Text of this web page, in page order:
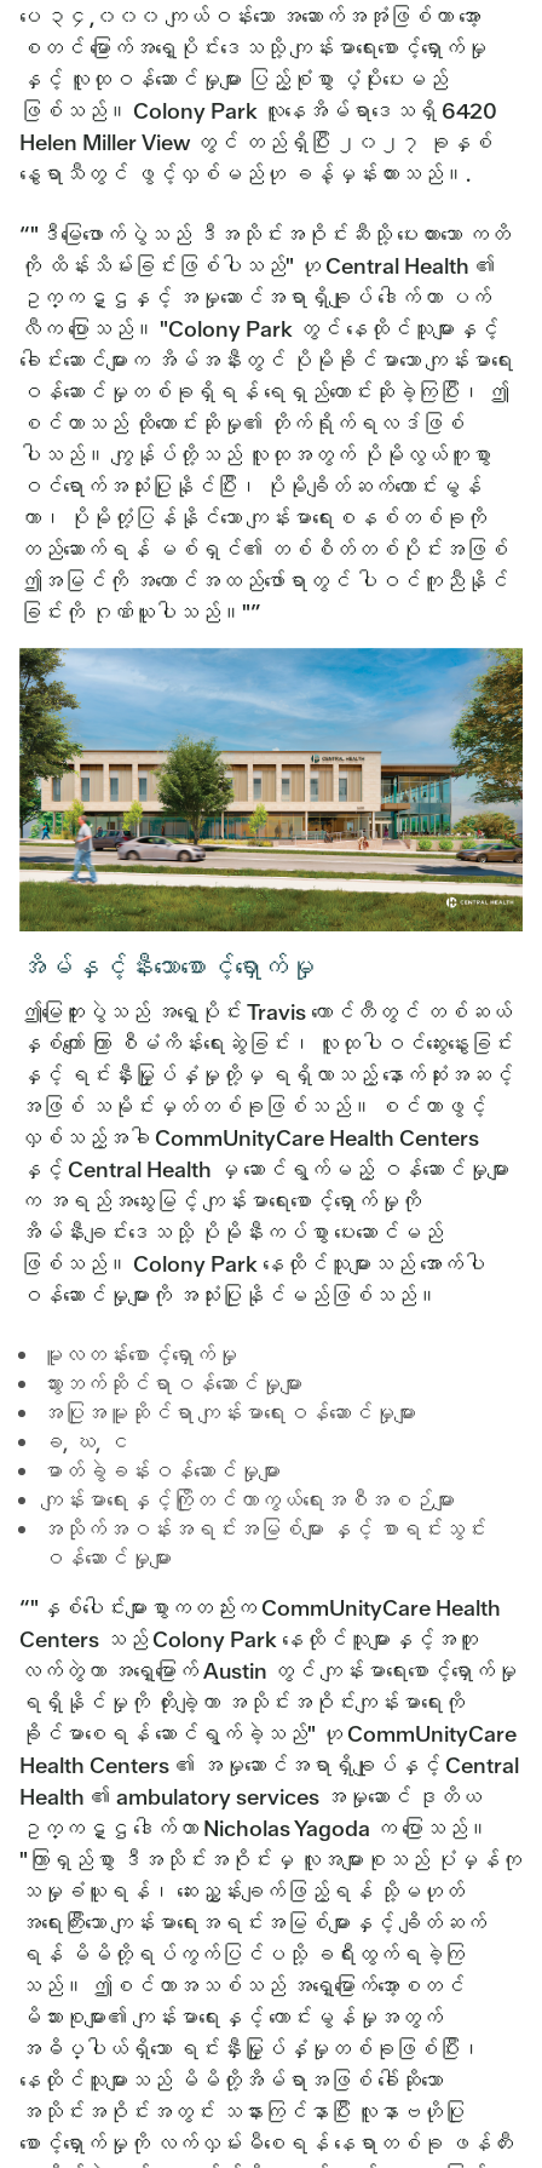
ပေ ၃၄,၀၀၀ ကျယ်ဝန်းသော အဆောက်အအုံဖြစ်ကာ အော့
စတင် မြောက်အရှေ့ပိုင်းဒေသသို့ ကျန်းမာရေးစောင့်ရှောက်မှု
နှင့် လူထုဝန်ဆောင်မှုများ ပြည့်စုံစွာ ပံ့ပိုးပေးမည်
ဖြစ်သည်။ Colony Park လူနေအိမ်ရာဒေသရှိ 6420
Helen Miller View တွင် တည်ရှိပြီး ၂၀၂၇ ခုနှစ်
နွေရာသီတွင် ဖွင့်လှစ်မည်ဟု ခန့်မှန်းထားသည်။.
“"ဒီမြေဖောက်ပွဲသည် ဒီအသိုင်းအဝိုင်းဆီသို့ ပေးထားသော ကတိ
ကို ထိန်းသိမ်းခြင်းဖြစ်ပါသည်" ဟု Central Health ၏
ဥက္ကဋ္ဌနှင့် အမှုဆောင်အရာရှိချုပ် ဒေါက်တာ ပက်
လီက ပြောသည်။ "Colony Park တွင် နေထိုင်သူများနှင့်
ခေါင်းဆောင်များက အိမ်အနီးတွင် ပိုမိုခိုင်မာသော ကျန်းမာရေး
ဝန်ဆောင်မှုတစ်ခုရှိရန် ရေရှည်တောင်းဆိုခဲ့ကြပြီး၊ ဤ
စင်တာသည် ထိုတောင်းဆိုမှု၏ တိုက်ရိုက်ရလဒ်ဖြစ်
ပါသည်။ ကျွန်ုပ်တို့သည် လူထုအတွက် ပိုမိုလွယ်ကူစွာ
ဝင်ရောက်အသုံးပြုနိုင်ပြီး၊ ပိုမိုချိတ်ဆက်ကောင်းမွန်
ကာ၊ ပိုမိုတုံ့ပြန်နိုင်သော ကျန်းမာရေးစနစ်တစ်ခုကို
တည်ဆောက်ရန် မစ်ရှင်၏ တစ်စိတ်တစ်ပိုင်းအဖြစ်
ဤအမြင်ကို အကောင်အထည်ဖော်ရာတွင် ပါဝင်ကူညီနိုင်
ခြင်းကို ဂုဏ်ယူပါသည်။"”
အိမ်နှင့်နီးသောစောင့်ရှောက်မှု
ဤမြေတူးပွဲသည် အရှေ့ပိုင်း Travis ကောင်တီတွင် တစ်ဆယ်
နှစ်ကျော် ကြာ စီမံကိန်းရေးဆွဲခြင်း၊ လူထုပါဝင်ဆွေးနွေးခြင်း
နှင့် ရင်းနှီးမြှုပ်နှံမှုတို့မှ ရရှိလာသည့် နောက်ဆုံးအဆင့်
အဖြစ် သမိုင်းမှတ်တစ်ခုဖြစ်သည်။ စင်တာဖွင့်
လှစ်သည့်အခါ CommUnityCare Health Centers
နှင့် Central Health မှ ဆောင်ရွက်မည့် ဝန်ဆောင်မှုများ
က အရည်အသွေးမြင့် ကျန်းမာရေးစောင့်ရှောက်မှုကို
အိမ်နီးချင်းဒေသသို့ ပိုမိုနီးကပ်စွာ ပေးဆောင်မည်
ဖြစ်သည်။ Colony Park နေထိုင်သူများသည် အောက်ပါ
ဝန်ဆောင်မှုများကို အသုံးပြုနိုင်မည်ဖြစ်သည်။
မူလတန်းစောင့်ရှောက်မှု
သွားဘက်ဆိုင်ရာဝန်ဆောင်မှုများ
အပြုအမူဆိုင်ရာ ကျန်းမာရေးဝန်ဆောင်မှုများ
ခ, ဃ, င
ဓာတ်ခွဲခန်းဝန်ဆောင်မှုများ
ကျန်းမာရေးနှင့်ကြိုတင်ကာကွယ်ရေးအစီအစဉ်များ
အသိုက်အဝန်းအရင်းအမြစ်များ နှင့် စာရင်းသွင်း
ဝန်ဆောင်မှုများ
“"နှစ်ပေါင်းများစွာကတည်းက CommUnityCare Health
Centers သည် Colony Park နေထိုင်သူများနှင့်အတူ
လက်တွဲကာ အရှေ့မြောက် Austin တွင် ကျန်းမာရေးစောင့်ရှောက်မှု
ရရှိနိုင်မှုကို တိုးချဲ့ကာ အသိုင်းအဝိုင်းကျန်းမာရေးကို
ခိုင်မာစေရန် ဆောင်ရွက်ခဲ့သည်" ဟု CommUnityCare
Health Centers ၏ အမှုဆောင်အရာရှိချုပ်နှင့် Central
Health ၏ ambulatory services အမှုဆောင် ဒုတိယ
ဥက္ကဋ္ဌ ဒေါက်တာ Nicholas Yagoda က ပြောသည်။
"ကြာရှည်စွာ ဒီအသိုင်းအဝိုင်းမှ လူအများစုသည် ပုံမှန်ကု
သမှုခံယူရန်၊ ဆေးညွှန်းချက်ဖြည့်ရန် သို့မဟုတ်
အရေးကြီးသော ကျန်းမာရေးအရင်းအမြစ်များနှင့် ချိတ်ဆက်
ရန် မိမိတို့ရပ်ကွက်ပြင်ပသို့ ခရီးထွက်ရခဲ့ကြ
သည်။ ဤစင်တာအသစ်သည် အရှေ့မြောက်အော့စတင်
မိသားစုများ၏ ကျန်းမာရေးနှင့် ကောင်းမွန်မှုအတွက်
အဓိပ္ပါယ်ရှိသော ရင်းနှီးမြှုပ်နှံမှုတစ်ခုဖြစ်ပြီး၊
နေထိုင်သူများသည် မိမိတို့အိမ်ရာအဖြစ် ခေါ်ဆိုသော
အသိုင်းအဝိုင်းအတွင်း သနားကြင်နာပြီး လူနာဗဟိုပြု
စောင့်ရှောက်မှုကို လက်လှမ်းမီစေရန် နေရာတစ်ခု ဖန်တီး